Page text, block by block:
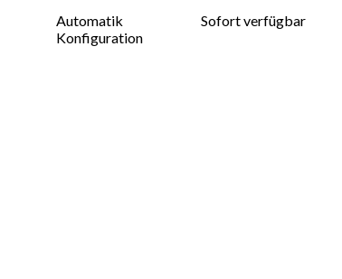
Automatik
Sofort verfügbar
Konfiguration